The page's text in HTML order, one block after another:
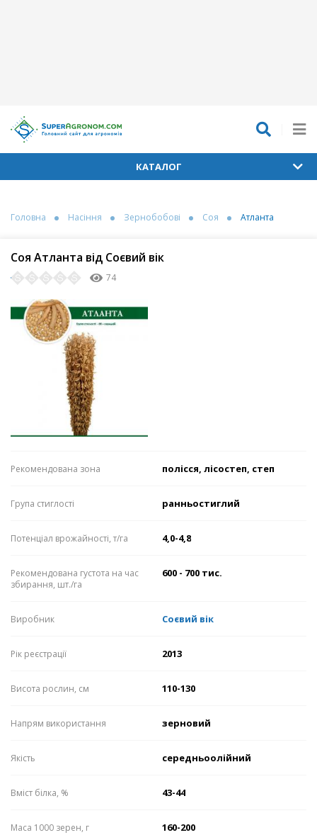
КАТАЛОГ
Головна Насіння Зернобобові Соя Атланта
Соя Атланта від Соєвий вік
74
Рекомендована зона полісся, лісостеп, степ
Група стиглості ранньостиглий
Потенціал врожайності, т/га 4,0-4,8
Рекомендована густота на час
збирання, шт./га
600 - 700 тис.
Виробник Соєвий вік
Рік реєстрації 2013
Висота рослин, см 110-130
Напрям використання зерновий
Якість середньоолійний
Вміст білка, % 43-44
Маса 1000 зерен, г 160-200